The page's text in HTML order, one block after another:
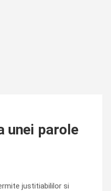
unei parole
justitiabililor si